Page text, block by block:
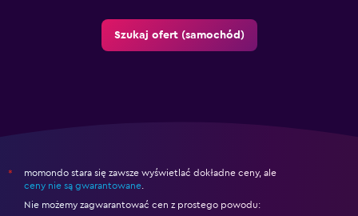
Szukaj ofert (samochód)
*
momondo stara się zawsze wyświetlać dokładne ceny, ale
ceny nie są gwarantowane.
Nie możemy zagwarantować cen z prostego powodu: